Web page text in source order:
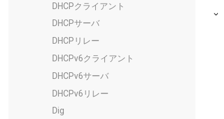
DHCPクライアント
DHCPサーバ
DHCPリレー
DHCPv6クライアント
DHCPv6サーバ
DHCPv6リレー
Dig